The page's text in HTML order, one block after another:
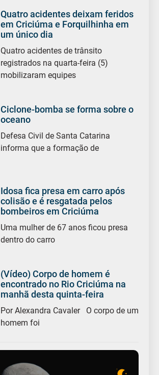
Quatro acidentes deixam feridos
em Criciúma e Forquilhinha em
um único dia
Quatro acidentes de trânsito
registrados na quarta-feira (5)
mobilizaram equipes
Ciclone-bomba se forma sobre o
oceano
Defesa Civil de Santa Catarina
informa que a formação de
Idosa fica presa em carro após
colisão e é resgatada pelos
bombeiros em Criciúma
Uma mulher de 67 anos ficou presa
dentro do carro
(Vídeo) Corpo de homem é
encontrado no Rio Criciúma na
manhã desta quinta-feira
Por Alexandra Cavaler O corpo de um
homem foi